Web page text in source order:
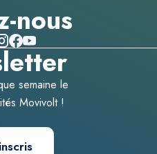
nous
semaine le
Movivolt !